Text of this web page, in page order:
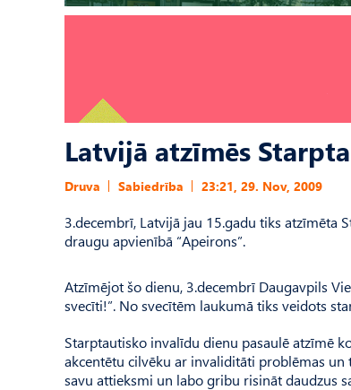
Latvijā atzīmēs
Druva Sabiedrība 23:21, 29. Nov, 2009
3.decembrī, Latvijā jau 15.gadu tiks atzīmēta
draugu apvienībā “Apeirons”.
Atzīmējot šo dienu, 3.decembrī Daugavpils
svecīti!”. No svecītēm laukumā tiks veidots
Starptautisko invalīdu dienu pasaulē atzīmē
akcentētu cilvēku ar invaliditāti problēmas
savu attieksmi un labo gribu risināt daudzus